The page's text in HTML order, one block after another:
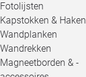
Fotolijsten
Kapstokken & Haken
Wandplanken
Wandrekken
Magneetborden & -